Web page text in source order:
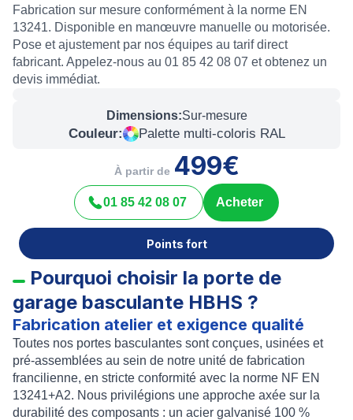
Fabrication sur mesure conformément à la norme EN
13241. Disponible en manœuvre manuelle ou motorisée.
Pose et ajustement par nos équipes au tarif direct
fabricant. Appelez-nous au 01 85 42 08 07 et obtenez un
devis immédiat.
Dimensions:Sur-mesure
Couleur: Palette multi-coloris RAL
À partir de 499€
01 85 42 08 07 Acheter
Points fort
Pourquoi choisir la porte de
garage basculante HBHS ?
Fabrication atelier et exigence qualité
Toutes nos portes basculantes sont conçues, usinées et
pré-assemblées au sein de notre unité de fabrication
francilienne, en stricte conformité avec la norme NF EN
13241+A2. Nous privilégions une approche axée sur la
durabilité des composants : un acier galvanisé 100 %